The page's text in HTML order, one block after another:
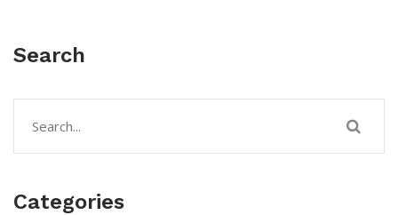
Search
Categories